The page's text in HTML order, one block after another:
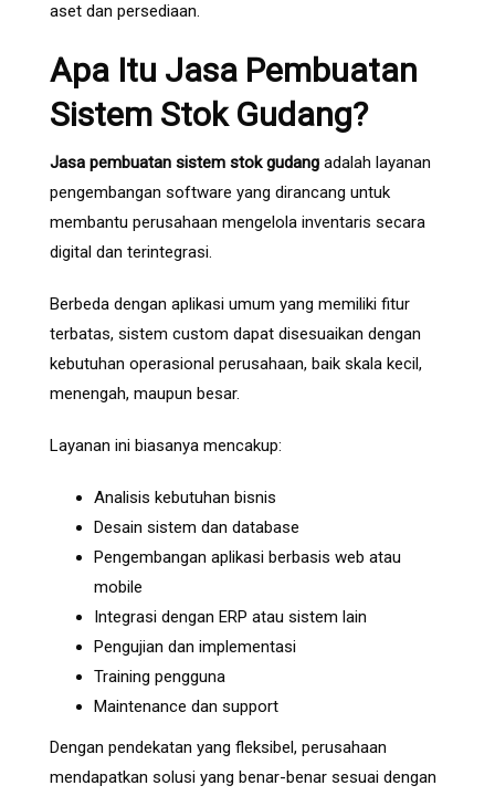
aset dan persediaan.
Apa Itu Jasa Pembuatan
Sistem Stok Gudang?
Jasa pembuatan sistem stok gudang adalah layanan
pengembangan software yang dirancang untuk
membantu perusahaan mengelola inventaris secara
digital dan terintegrasi.
Berbeda dengan aplikasi umum yang memiliki fitur
terbatas, sistem custom dapat disesuaikan dengan
kebutuhan operasional perusahaan, baik skala kecil,
menengah, maupun besar.
Layanan ini biasanya mencakup:
Analisis kebutuhan bisnis
Desain sistem dan database
Pengembangan aplikasi berbasis web atau
mobile
Integrasi dengan ERP atau sistem lain
Pengujian dan implementasi
Training pengguna
Maintenance dan support
Dengan pendekatan yang fleksibel, perusahaan
mendapatkan solusi yang benar-benar sesuai dengan